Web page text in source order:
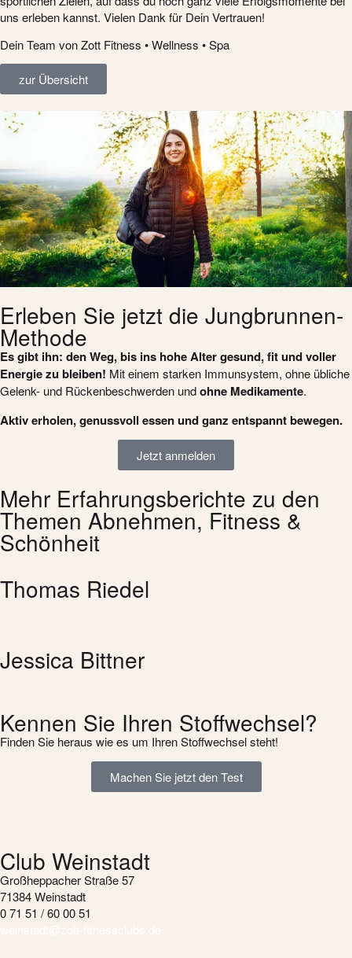
uns erleben kannst. Vielen Dank für Dein Vertrauen!
Dein Team von Zott Fitness • Wellness • Spa
zur Übersicht
Erleben Sie jetzt die Jungbrunnen-
Methode
Es gibt ihn: den Weg, bis ins hohe Alter gesund, fit und voller
Energie zu bleiben! Mit einem starken Immunsystem, ohne übliche
Gelenk- und Rückenbeschwerden undohne Medikamente.
Aktiv erholen, genussvoll essen und ganz entspannt bewegen.
Jetzt anmelden
Mehr Erfahrungsberichte zu den
Themen Abnehmen, Fitness &
Schönheit
Thomas Riedel
Jessica Bittner
Kennen Sie Ihren Stoffwechsel?
Finden Sie heraus wie es um Ihren Stoffwechsel steht!
Machen Sie jetzt den Test
Club Weinstadt
Großheppacher Straße 57
71384 Weinstadt
0 71 51 / 60 00 51